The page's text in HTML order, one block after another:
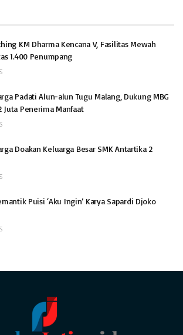
KM Dharma Kencana V, Fasilitas Mewah
1.400 Penumpang
Padati Alun-alun Tugu Malang, Dukung MBG
Juta Penerima Manfaat
Doakan Keluarga Besar SMK Antartika 2
Puisi ‘Aku Ingin’ Karya Sapardi Djoko